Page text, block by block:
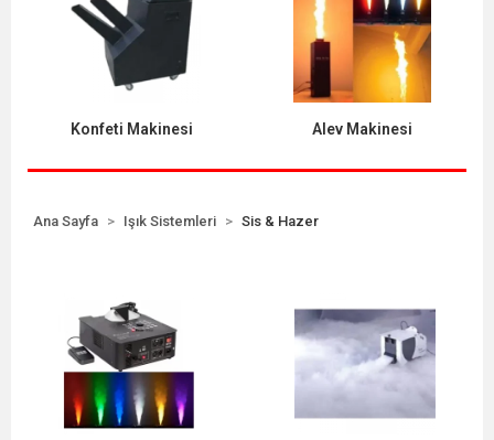
Konfeti Makinesi Alev Makinesi
Ana Sayfa Işık Sistemleri Sis & Hazer